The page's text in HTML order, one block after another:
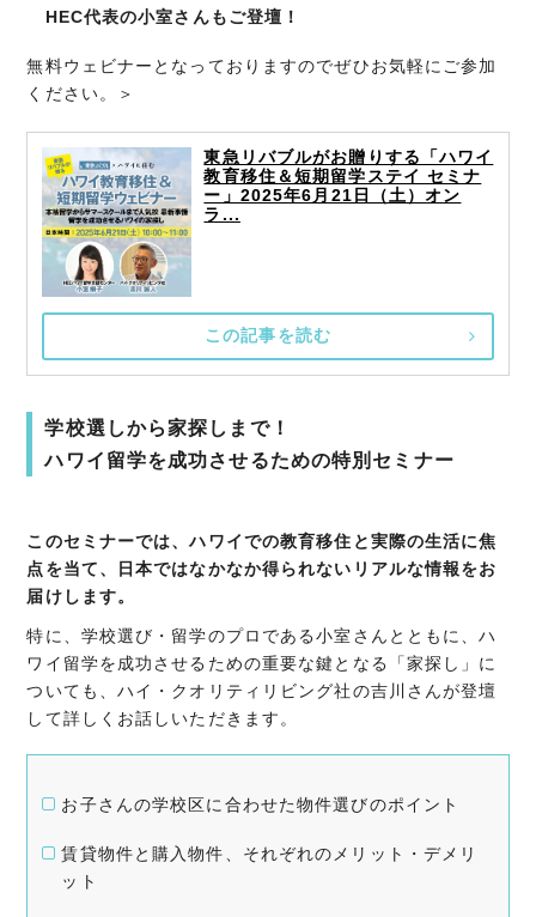
HEC代表の小室さんもご登壇！
無料ウェビナーとなっておりますのでぜひお気軽にご参加
ください。＞
東急リバブルがお贈りする「ハワイ
教育移住＆短期留学ステイ セミナ
ー」2025年6月21日（土）オン
ラ...
この記事を読む
学校選しから家探しまで！
ハワイ留学を成功させるための特別セミナー
このセミナーでは、ハワイでの教育移住と実際の生活に焦
点を当て、日本ではなかなか得られないリアルな情報をお
届けします。
特に、学校選び・留学のプロである小室さんとともに、ハ
ワイ留学を成功させるための重要な鍵となる「家探し」に
ついても、ハイ・クオリティリビング社の吉川さんが登壇
して詳しくお話しいただきます。
お子さんの学校区に合わせた物件選びのポイント
賃貸物件と購入物件、それぞれのメリット・デメリ
ット